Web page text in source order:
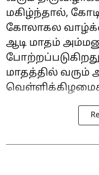
மகிழ்ந்தால்,
கோலாகல
ஆடி மாதம்
மாதத்தில் வரும்